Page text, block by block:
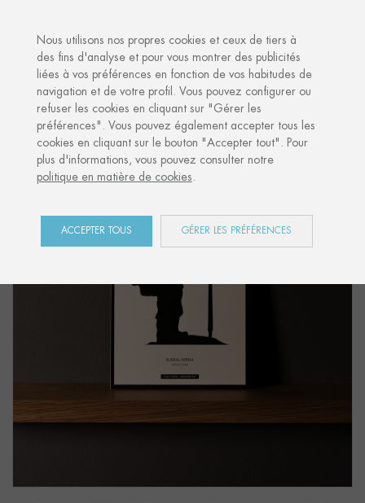
Euskal Herria Carte Postale "ARRANTZALE"
Nous utilisons nos propres cookies et ceux de tiers à
des fins d'analyse et pour vous montrer des publicités
liées à vos préférences en fonction de vos habitudes de
navigation et de votre profil. Vous pouvez configurer ou
refuser les cookies en cliquant sur "Gérer les
préférences". Vous pouvez également accepter tous les
cookies en cliquant sur le bouton "Accepter tout". Pour
plus d'informations, vous pouvez consulter notre
politique en matière de cookies.
ACCEPTER TOUS GÉRER LES PRÉFÉRENCES